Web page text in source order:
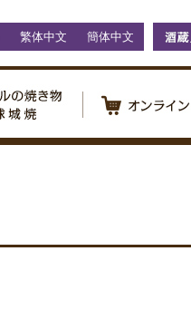
繁体中文 簡体中文